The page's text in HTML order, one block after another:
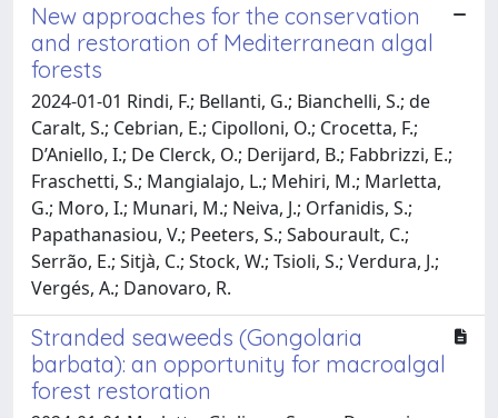
New approaches for the conservation
and restoration of Mediterranean algal
forests
2024-01-01 Rindi, F.; Bellanti, G.; Bianchelli, S.; de
Caralt, S.; Cebrian, E.; Cipolloni, O.; Crocetta, F.;
D’Aniello, I.; De Clerck, O.; Derijard, B.; Fabbrizzi, E.;
Fraschetti, S.; Mangialajo, L.; Mehiri, M.; Marletta,
G.; Moro, I.; Munari, M.; Neiva, J.; Orfanidis, S.;
Papathanasiou, V.; Peeters, S.; Sabourault, C.;
Serrão, E.; Sitjà, C.; Stock, W.; Tsioli, S.; Verdura, J.;
Vergés, A.; Danovaro, R.
Stranded seaweeds (Gongolaria
barbata): an opportunity for macroalgal
forest restoration